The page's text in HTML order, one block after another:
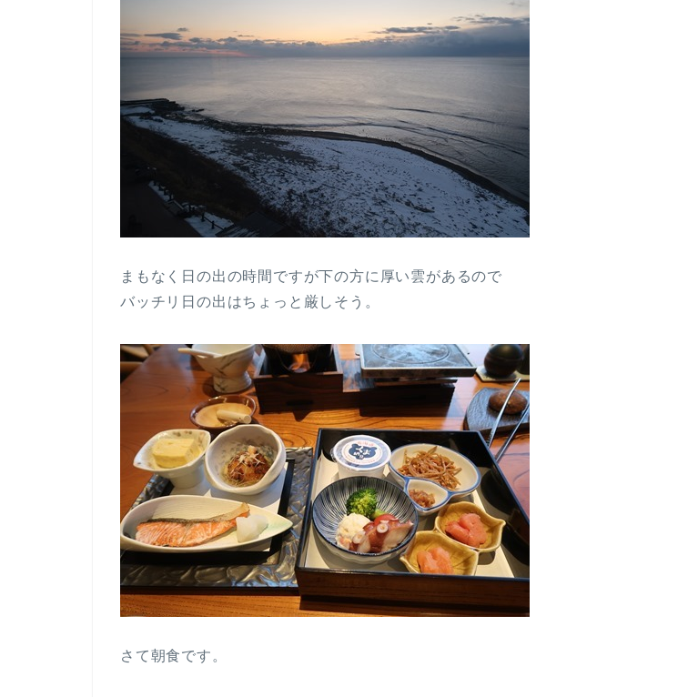
まもなく日の出の時間ですが下の方に厚い雲があるので
バッチリ日の出はちょっと厳しそう。
さて朝食です。